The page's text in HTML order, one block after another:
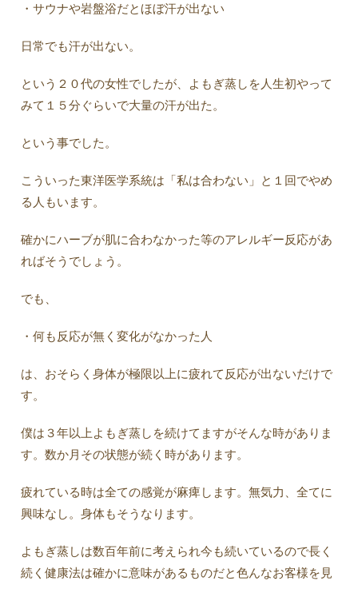
・サウナや岩盤浴だとほぼ汗が出ない
日常でも汗が出ない。
という２０代の女性でしたが、よもぎ蒸しを人生初やって
みて１５分ぐらいで大量の汗が出た。
という事でした。
こういった東洋医学系統は「私は合わない」と１回でやめ
る人もいます。
確かにハーブが肌に合わなかった等のアレルギー反応があ
ればそうでしょう。
でも、
・何も反応が無く変化がなかった人
は、おそらく身体が極限以上に疲れて反応が出ないだけで
す。
僕は３年以上よもぎ蒸しを続けてますがそんな時がありま
す。数か月その状態が続く時があります。
疲れている時は全ての感覚が麻痺します。無気力、全てに
興味なし。身体もそうなります。
よもぎ蒸しは数百年前に考えられ今も続いているので長く
続く健康法は確かに意味があるものだと色んなお客様を見